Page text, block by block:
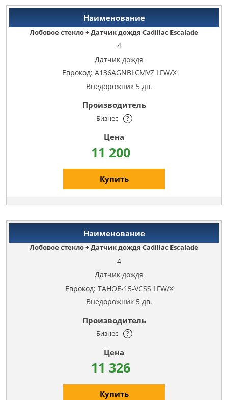
Лобовое стекло + Датчик дождя Cadillac Escalade
4
Датчик дождя
Еврокод: A136AGNBLCMVZ LFW/X
Внедорожник 5 дв.
Бизнес ?
11 200
Купить
Лобовое стекло + Датчик дождя Cadillac Escalade
4
Датчик дождя
Еврокод: TAHOE-15-VCSS LFW/X
Внедорожник 5 дв.
Бизнес ?
11 326
Купить